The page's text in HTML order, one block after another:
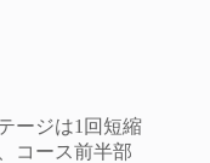
ージは1回短縮
コース前半部